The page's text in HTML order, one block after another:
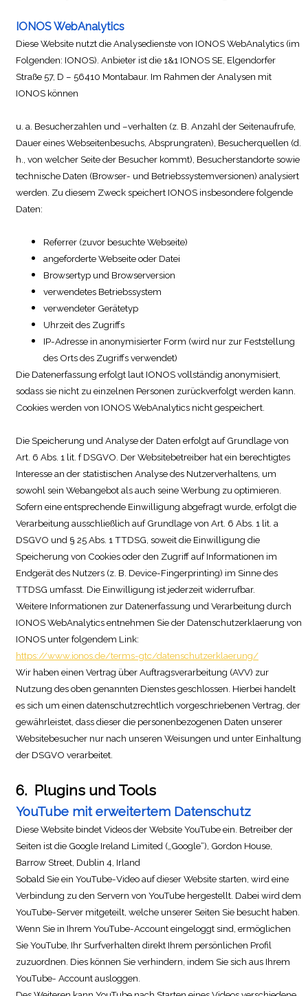
IONOS WebAnalytics
Diese Website nutzt die Analysedienste von IONOS WebAnalytics (im
Folgenden: IONOS). Anbieter ist die 1&1 IONOS SE, Elgendorfer
Straße 57, D – 56410 Montabaur. Im Rahmen der Analysen mit
IONOS können
u. a. Besucherzahlen und –verhalten (z. B. Anzahl der Seitenaufrufe,
Dauer eines Webseitenbesuchs, Absprungraten), Besucherquellen (d.
h., von welcher Seite der Besucher kommt), Besucherstandorte sowie
technische Daten (Browser- und Betriebssystemversionen) analysiert
werden. Zu diesem Zweck speichert IONOS insbesondere folgende
Daten:
Referrer (zuvor besuchte Webseite)
angeforderte Webseite oder Datei
Browsertyp und Browserversion
verwendetes Betriebssystem
verwendeter Gerätetyp
Uhrzeit des Zugriffs
IP-Adresse in anonymisierter Form (wird nur zur Feststellung
des Orts des Zugriffs verwendet)
Die Datenerfassung erfolgt laut IONOS vollständig anonymisiert,
sodass sie nicht zu einzelnen Personen zurückverfolgt werden kann.
Cookies werden von IONOS WebAnalytics nicht gespeichert.
Die Speicherung und Analyse der Daten erfolgt auf Grundlage von
Art. 6 Abs. 1 lit. f DSGVO. Der Websitebetreiber hat ein berechtigtes
Interesse an der statistischen Analyse des Nutzerverhaltens, um
sowohl sein Webangebot als auch seine Werbung zu optimieren.
Sofern eine entsprechende Einwilligung abgefragt wurde, erfolgt die
Verarbeitung ausschließlich auf Grundlage von Art. 6 Abs. 1 lit. a
DSGVO und § 25 Abs. 1 TTDSG, soweit die Einwilligung die
Speicherung von Cookies oder den Zugriff auf Informationen im
Endgerät des Nutzers (z. B. Device-Fingerprinting) im Sinne des
TTDSG umfasst. Die Einwilligung ist jederzeit widerrufbar.
Weitere Informationen zur Datenerfassung und Verarbeitung durch
IONOS WebAnalytics entnehmen Sie der Datenschutzerklaerung von
IONOS unter folgendem Link:
https://www.ionos.de/terms-gtc/datenschutzerklaerung/
Wir haben einen Vertrag über Auftragsverarbeitung (AVV) zur
Nutzung des oben genannten Dienstes geschlossen. Hierbei handelt
es sich um einen datenschutzrechtlich vorgeschriebenen Vertrag, der
gewährleistet, dass dieser die personenbezogenen Daten unserer
Websitebesucher nur nach unseren Weisungen und unter Einhaltung
der DSGVO verarbeitet.
6. Plugins und Tools
YouTube mit erweitertem Datenschutz
Diese Website bindet Videos der Website YouTube ein. Betreiber der
Seiten ist die Google Ireland Limited („Google“), Gordon House,
Barrow Street, Dublin 4, Irland
Sobald Sie ein YouTube-Video auf dieser Website starten, wird eine
Verbindung zu den Servern von YouTube hergestellt. Dabei wird dem
YouTube-Server mitgeteilt, welche unserer Seiten Sie besucht haben.
Wenn Sie in Ihrem YouTube-Account eingeloggt sind, ermöglichen
Sie YouTube, Ihr Surfverhalten direkt Ihrem persönlichen Profil
zuzuordnen. Dies können Sie verhindern, indem Sie sich aus Ihrem
YouTube- Account ausloggen.